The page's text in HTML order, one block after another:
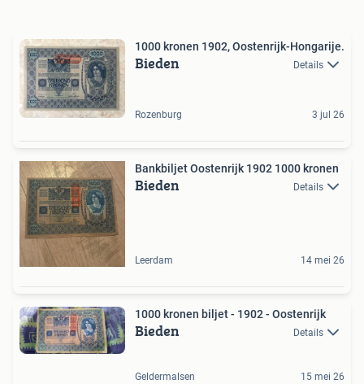
1000 kronen 1902, Oostenrijk-Hongarije.
Bieden Details
Rozenburg 3 jul 26
Bankbiljet Oostenrijk 1902 1000 kronen
Bieden Details
Leerdam 14 mei 26
1000 kronen biljet - 1902 - Oostenrijk
Bieden Details
Geldermalsen 15 mei 26